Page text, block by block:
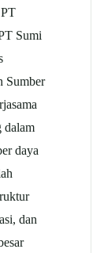
Sumi
Sumber
dalam
daya
dan